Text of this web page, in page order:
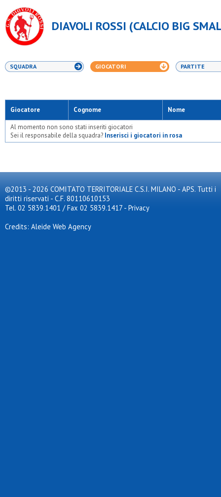
DIAVOLI ROSSI (CALCIO BIG
SQUADRA GIOCATORI PARTITE
Giocatore Cognome Nome
Al momento non sono stati inseriti giocatori
Sei il responsabile della squadra? Inserisci i giocatori in rosa
©2013 - 2026 COMITATO TERRITORIALE C.S.I. MILANO - APS. Tutti i
diritti riservati - C.F. 80110610153
Tel. 02 5839.1401 / Fax 02 5839.1417 - Privacy
Credits: Aleide Web Agency